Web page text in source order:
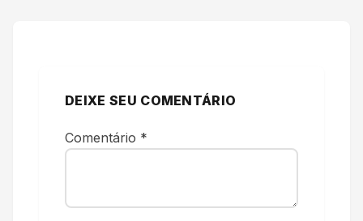
DEIXE SEU COMENTÁRIO
Comentário *